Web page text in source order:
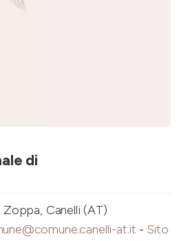
di
Zoppa, Canelli (AT)
at.it - Sito